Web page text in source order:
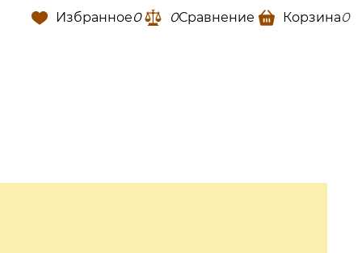
Избранное0 0Сравнение Корзина0